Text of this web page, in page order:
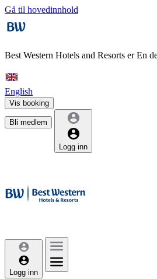
Gå til hovedinnhold
Best Western Hotels and Resorts erEn
English
Vis booking
Bli medlem
Logg inn
Logg inn